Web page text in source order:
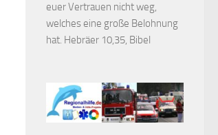
euer Vertrauen nicht weg,
welches eine große Belohnung
hat. Hebräer 10,35, Bibel